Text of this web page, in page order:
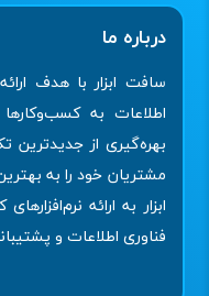
درباره ما
سافت ابزار با هدف
اطلاعات به
بهره‌گیری از جدیدترین
مشتریان خود را به
ابزار به ارائه
فناوری اطلاعات و